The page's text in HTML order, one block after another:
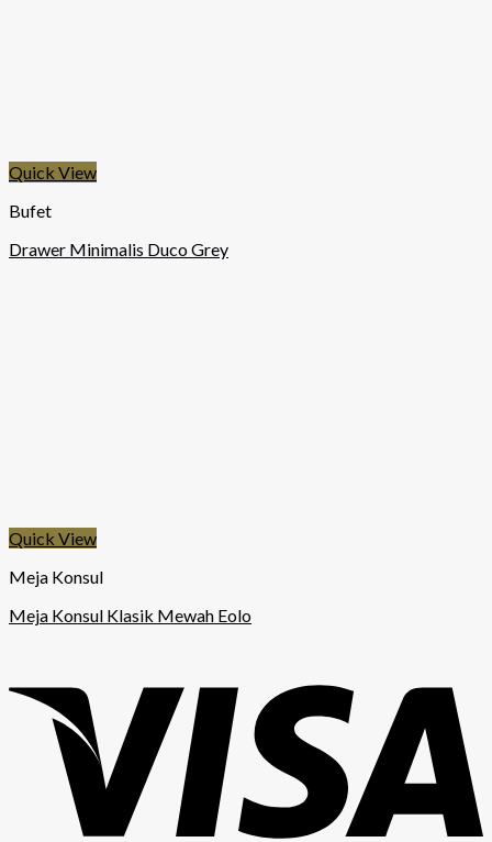
Quick View
Bufet
Drawer Minimalis Duco Grey
Quick View
Meja Konsul
Meja Konsul Klasik Mewah Eolo